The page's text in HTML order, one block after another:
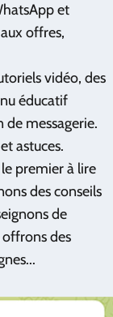
et
offres,
vidéo, des
éducatif
messagerie.
astuces.
premier à lire
des conseils
de
des